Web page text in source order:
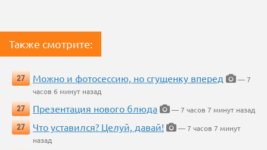
Также смотрите:
27 Можно и фотосессию, но сгущенку вперед
— 7
часов 6 минут назад
27
Презентация нового блюда
— 7 часов 7 минут назад
27
Что уставился? Целуй, давай!
— 7 часов 7 минут
назад